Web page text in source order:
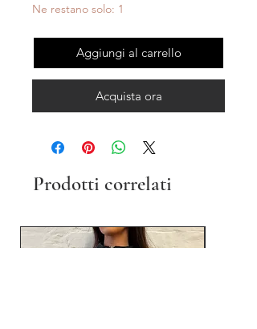
Ne restano solo: 1
Aggiungi al carrello
Acquista ora
Prodotti correlati